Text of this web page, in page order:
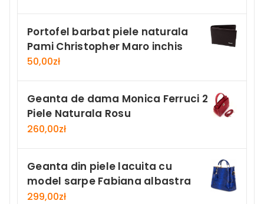
Portofel barbat piele naturala
Pami Christopher Maro inchis
50,00zł
Geanta de dama Monica Ferruci 2
Piele Naturala Rosu
260,00zł
Geanta din piele lacuita cu
model sarpe Fabiana albastra
299,00zł